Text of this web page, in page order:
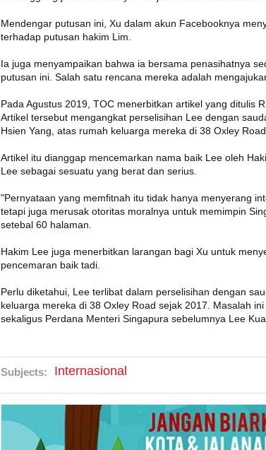
Mendengar putusan ini, Xu dalam akun Facebooknya
terhadap putusan hakim Lim.
Ia juga menyampaikan bahwa ia bersama penasihatnya
putusan ini. Salah satu rencana mereka adalah
Pada Agustus 2019, TOC menerbitkan artikel yang ditulis
Artikel tersebut mengangkat perselisihan Lee dengan
Hsien Yang, atas rumah keluarga mereka di 38 Oxley Road.
Artikel itu dianggap mencemarkan nama baik Lee oleh
Lee sebagai sesuatu yang berat dan serius.
"Pernyataan yang memfitnah itu tidak hanya menyerang
tetapi juga merusak otoritas moralnya untuk memimpin
setebal 60 halaman.
Hakim Lee juga menerbitkan larangan bagi Xu untuk
pencemaran baik tadi.
Perlu diketahui, Lee terlibat dalam perselisihan dengan
keluarga mereka di 38 Oxley Road sejak 2017. Masalah
sekaligus Perdana Menteri Singapura sebelumnya Lee
Subjects: Internasional